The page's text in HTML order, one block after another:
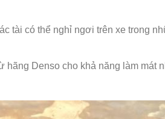
tài có thể nghỉ ngơi trên xe trong
Denso cho khả năng làm mát